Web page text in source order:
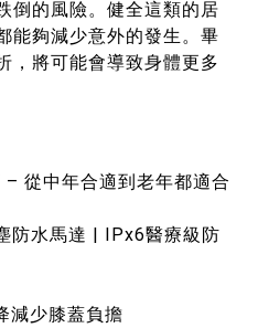
倒的風險。健全這類的居
能夠減少意外的發生。畢
，將可能會導致身體更多
– 從中年合適到老年都適合
防水馬達 | IPx6醫療級防
減少膝蓋負擔